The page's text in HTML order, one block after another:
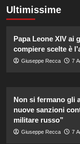
Ultimissime
Papa Leone XIV ai
compiere scelte è
Giuseppe Recca 7
Non si fermano gli
nuove sanzioni
militare russo”
Giuseppe Recca 7